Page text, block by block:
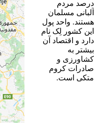
درصد مردم
آلبانی مسلمان
هستند. واحد پول
این کشور لِک نام
دارد و اقتصاد آن
بیشتر به
کشاورزی و
صادرات کروم
متکی است.